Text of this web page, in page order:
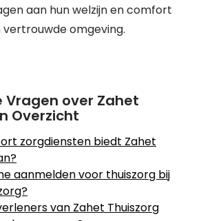
aan hun welzijn en comfort
vertrouwde omgeving.
over Zahet
Overzicht
zorgdiensten biedt Zahet
aanmelden voor thuiszorg bij
van Zahet Thuiszorg